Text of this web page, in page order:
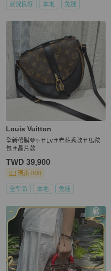
狀況良好 本地 免運
Louis Vuitton
全新帶膜🤎✨＃Lv＃老花秀款＃馬鞍
包＃晶片款
TWD 39,900
現折 800
全新品 本地 免運